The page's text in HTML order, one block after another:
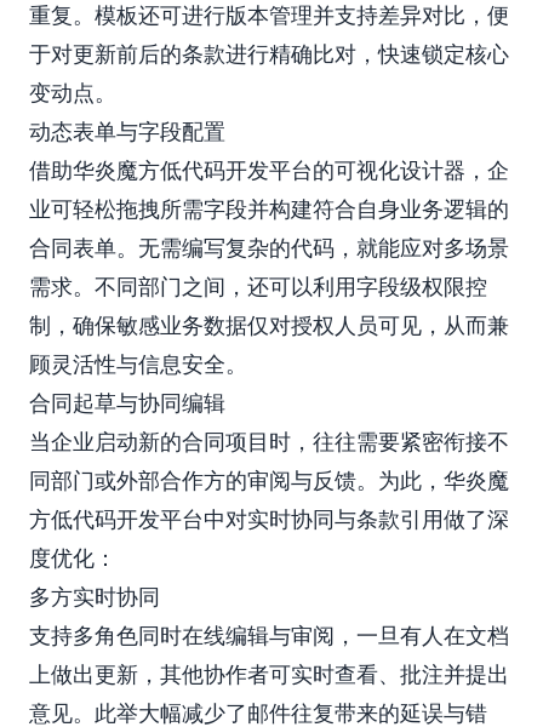
重复。模板还可进行版本管理并支持差异对比，便
于对更新前后的条款进行精确比对，快速锁定核心
变动点。
动态表单与字段配置
借助华炎魔方低代码开发平台的可视化设计器，企
业可轻松拖拽所需字段并构建符合自身业务逻辑的
合同表单。无需编写复杂的代码，就能应对多场景
需求。不同部门之间，还可以利用字段级权限控
制，确保敏感业务数据仅对授权人员可见，从而兼
顾灵活性与信息安全。
合同起草与协同编辑
当企业启动新的合同项目时，往往需要紧密衔接不
同部门或外部合作方的审阅与反馈。为此，华炎魔
方低代码开发平台中对实时协同与条款引用做了深
度优化：
多方实时协同
支持多角色同时在线编辑与审阅，一旦有人在文档
上做出更新，其他协作者可实时查看、批注并提出
意见。此举大幅减少了邮件往复带来的延误与错